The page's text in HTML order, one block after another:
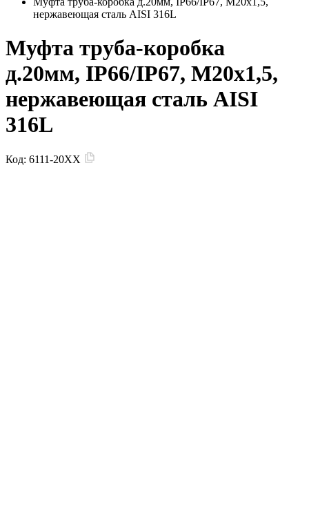
нержавеющая сталь AISI 316L
Муфта труба-коробка
д.20мм, IP66/IP67, М20х1,5,
нержавеющая сталь AISI
316L
Код: 6111-20XX